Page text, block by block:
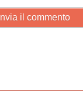
Invia il commento